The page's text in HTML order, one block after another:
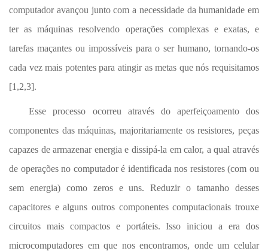
computador avançou junto com a necessidade da humanidade em
ter as máquinas resolvendo operações complexas e exatas, e
tarefas maçantes ou impossíveis para o ser humano, tornando-os
cada vez mais potentes para atingir as metas que nós requisitamos
[1,2,3].
Esse processo ocorreu através do aperfeiçoamento dos
componentes das máquinas, majoritariamente os resistores, peças
capazes de armazenar energia e dissipá-la em calor, a qual através
de operações no computador é identificada nos resistores (com ou
sem energia) como zeros e uns. Reduzir o tamanho desses
capacitores e alguns outros componentes computacionais trouxe
circuitos mais compactos e portáteis. Isso iniciou a era dos
microcomputadores em que nos encontramos, onde um celular